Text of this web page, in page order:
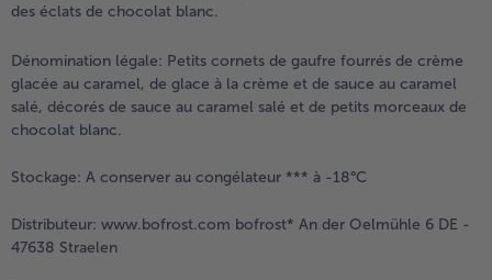
des éclats de chocolat blanc.
Dénomination légale: Petits cornets de gaufre fourrés de crème
glacée au caramel, de glace à la crème et de sauce au caramel
salé, décorés de sauce au caramel salé et de petits morceaux de
chocolat blanc.
Stockage: A conserver au congélateur *** à -18°C
Distributeur: www.bofrost.com bofrost* An der Oelmühle 6 DE -
47638 Straelen